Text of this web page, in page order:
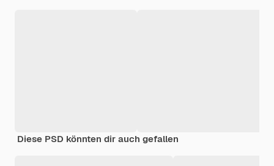
Diese PSD könnten dir auch gefallen